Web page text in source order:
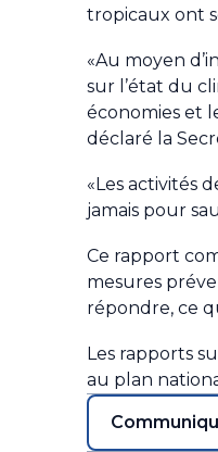
tropicaux ont
«Au moyen
sur l’état du
économies et
déclaré la
«Les activités
jamais pour
Ce rapport
mesures
répondre, ce
Les rapports
au plan